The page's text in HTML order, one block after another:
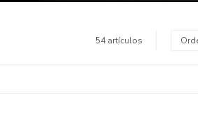
54 artículos